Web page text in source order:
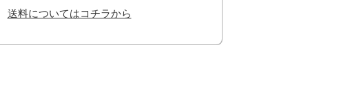
送料についてはコチラから